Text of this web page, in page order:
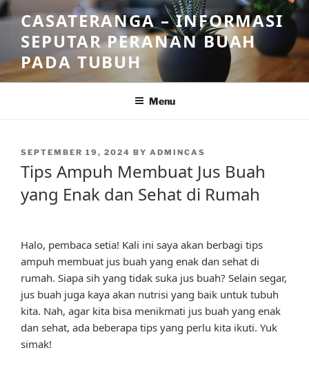
Skip
to
content
CASATERANGA – INFORMASI
SEPUTAR PERANAN BUAH
PADA TUBUH
Menu
POSTED
ON
SEPTEMBER 19, 2024 BY ADMINCAS
Tips Ampuh Membuat Jus Buah
yang Enak dan Sehat di Rumah
Halo, pembaca setia! Kali ini saya akan berbagi tips
ampuh membuat jus buah yang enak dan sehat di
rumah. Siapa sih yang tidak suka jus buah? Selain segar,
jus buah juga kaya akan nutrisi yang baik untuk tubuh
kita. Nah, agar kita bisa menikmati jus buah yang enak
dan sehat, ada beberapa tips yang perlu kita ikuti. Yuk
simak!